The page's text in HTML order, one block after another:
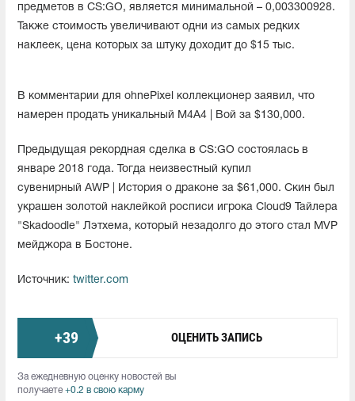
предметов в CS:GO, является минимальной – 0,003300928.
Также стоимость увеличивают одни из самых редких
наклеек, цена которых за штуку доходит до $15 тыс.
В комментарии для ohnePixel коллекционер заявил, что
намерен продать уникальный M4A4 | Вой за $130,000.
Предыдущая рекордная сделка в CS:GO состоялась в
январе 2018 года. Тогда неизвестный купил
сувенирный AWP | История о драконе за $61,000. Скин был
украшен золотой наклейкой росписи игрока Cloud9 Тайлера
"Skadoodle" Лэтхема, который незадолго до этого стал MVP
мейджора в Бостоне.
Источник: twitter.com
+39 ОЦЕНИТЬ ЗАПИСЬ
За ежедневную оценку новостей вы
получаете +0.2 в свою карму